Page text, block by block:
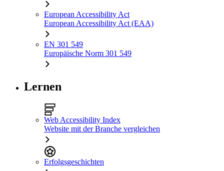
European Accessibility Act
European Accessibility Act (EAA)
EN 301 549
Europäische Norm 301 549
Lernen
Web Accessibility Index
Website mit der Branche vergleichen
Erfolgsgeschichten